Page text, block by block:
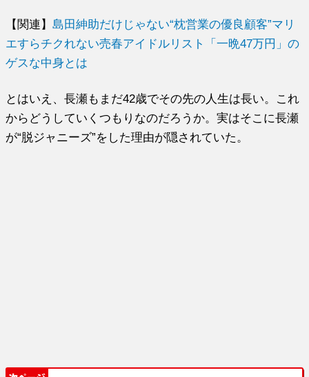
【関連】島田紳助だけじゃない“枕営業の優良顧客”マリ
エすらチクれない売春アイドルリスト「一晩47万円」の
ゲスな中身とは
とはいえ、長瀬もまだ42歳でその先の人生は長い。これ
からどうしていくつもりなのだろうか。実はそこに長瀬
が“脱ジャニーズ”をした理由が隠されていた。